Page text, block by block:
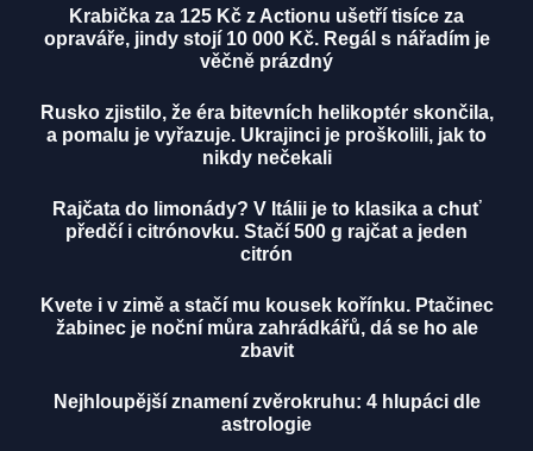
Krabička za 125 Kč z Actionu ušetří tisíce za
opraváře, jindy stojí 10 000 Kč. Regál s nářadím je
věčně prázdný
Rusko zjistilo, že éra bitevních helikoptér skončila,
a pomalu je vyřazuje. Ukrajinci je proškolili, jak to
nikdy nečekali
Rajčata do limonády? V Itálii je to klasika a chuť
předčí i citrónovku. Stačí 500 g rajčat a jeden
citrón
Kvete i v zimě a stačí mu kousek kořínku. Ptačinec
žabinec je noční můra zahrádkářů, dá se ho ale
zbavit
Nejhloupější znamení zvěrokruhu: 4 hlupáci dle
astrologie